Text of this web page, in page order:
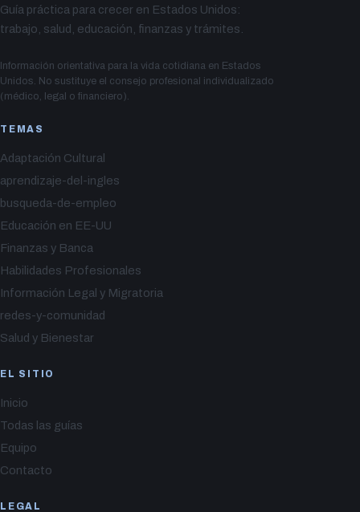
Guía práctica para crecer en Estados Unidos:
trabajo, salud, educación, finanzas y trámites.
Información orientativa para la vida cotidiana en Estados
Unidos. No sustituye el consejo profesional individualizado
(médico, legal o financiero).
TEMAS
Adaptación Cultural
aprendizaje-del-ingles
busqueda-de-empleo
Educación en EE-UU
Finanzas y Banca
Habilidades Profesionales
Información Legal y Migratoria
redes-y-comunidad
Salud y Bienestar
EL SITIO
Inicio
Todas las guías
Equipo
Contacto
LEGAL